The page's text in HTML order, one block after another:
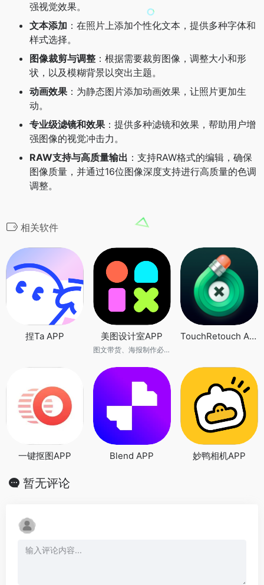
强视觉效果。
文本添加 ：在照片上添加个性化文本，提供多种字体和
样式选择。
图像裁剪与调整 ：根据需要裁剪图像，调整大小和形
状，以及模糊背景以突出主题。
动画效果 ：为静态图片添加动画效果，让照片更加生
动。
专业级滤镜和效果 ：提供多种滤镜和效果，帮助用户增
强图像的视觉冲击力。
RAW支持与高质量输出 ：支持RAW格式的编辑，确保
图像质量，并通过16位图像深度支持进行高质量的色调
调整。
相关软件
捏Ta APP 美图设计室APP
图文带货、海报制作必备AI神器
TouchRetouch APP
一键抠图APP Blend APP 妙鸭相机APP
暂无评论